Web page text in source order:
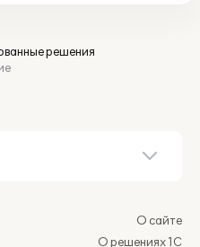
решения
О сайте
О решениях 1С